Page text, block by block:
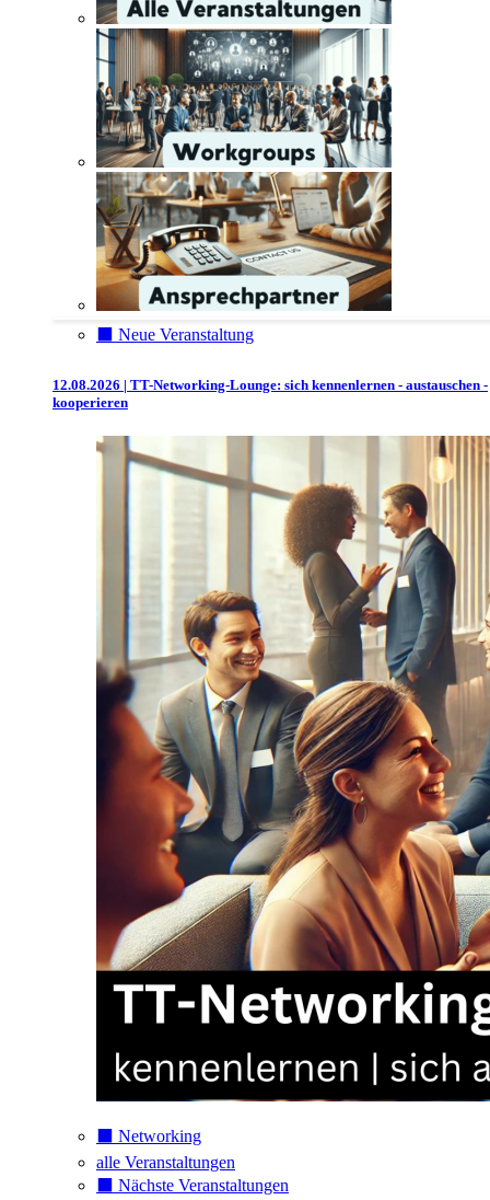
⬛️ Neue Veranstaltung
12.08.2026 | TT-Networking-Lounge: sich kennenlernen - austauschen -
kooperieren
⬛️ Networking
alle Veranstaltungen
⬛️ Nächste Veranstaltungen